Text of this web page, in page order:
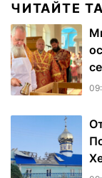
ЧИТАЙТЕ